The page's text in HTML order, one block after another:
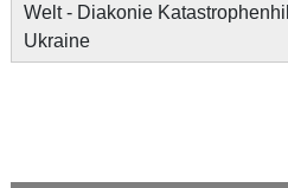
Welt - Diakonie
Ukraine